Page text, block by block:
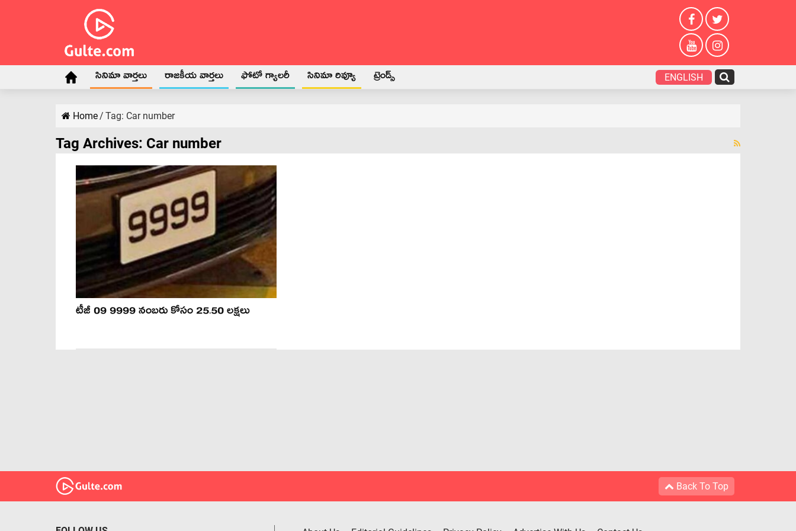
సినిమా వార్తలు రాజకీయ వార్తలు ఫోటో గ్యాలరీ సినిమా రివ్యూ ట్రెండ్స్ ENGLISH
Home/ Tag: Car number
Tag Archives: Car number
టీజీ 09 9999 నంబరు కోసం 25.50 లక్షలు
Back To Top